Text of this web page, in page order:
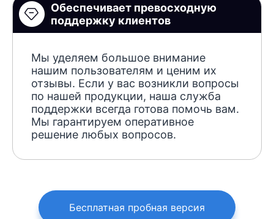
Обеспечивает превосходную
поддержку клиентов
Мы уделяем большое внимание
нашим пользователям и ценим их
отзывы. Если у вас возникли вопросы
по нашей продукции, наша служба
поддержки всегда готова помочь вам.
Мы гарантируем оперативное
решение любых вопросов.
Бесплатная пробная версия